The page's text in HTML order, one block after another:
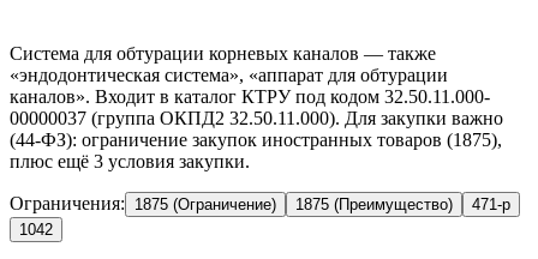
Система для обтурации корневых каналов — также
«эндодонтическая система», «аппарат для обтурации
каналов». Входит в каталог КТРУ под кодом 32.50.11.000-
00000037 (группа ОКПД2 32.50.11.000). Для закупки важно
(44-ФЗ): ограничение закупок иностранных товаров (1875),
плюс ещё 3 условия закупки.
Ограничения: 1875 (Ограничение) 1875 (Преимущество)
471-р
1042